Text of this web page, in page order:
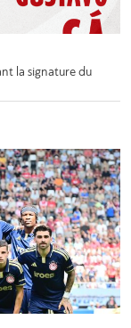
la signature du